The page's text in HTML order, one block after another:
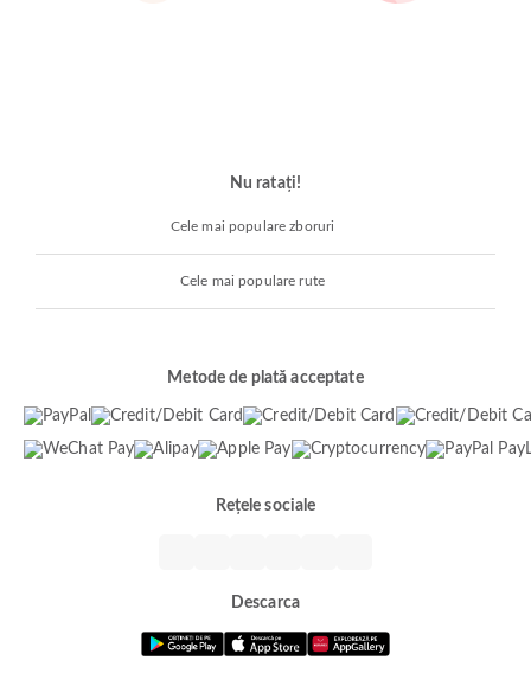
Nu ratați!
Cele mai populare zboruri
Cele mai populare rute
Metode de plată acceptate
Rețele sociale
Descarca